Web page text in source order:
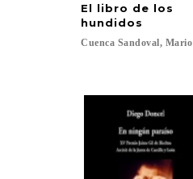
El libro de los
hundidos
Cuenca Sandoval, Mario